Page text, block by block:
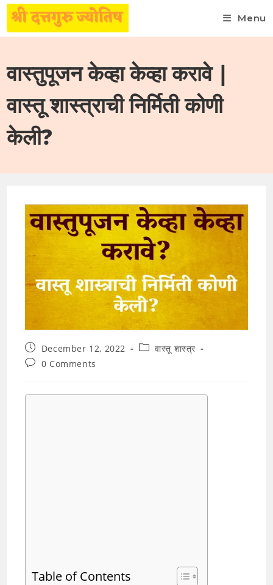
content
Menu
वास्तुपूजन केव्हा केव्हा करावे |
वास्तू शास्त्राची निर्मिती कोणी
केली?
Post
published:
December 12, 2022
Postवास्तू शास्त्र
Post0 Comments
Table of Contents